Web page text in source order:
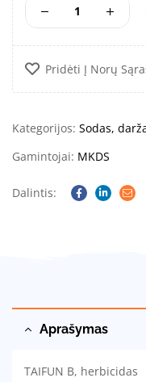
Pridėti Į Norų
Kategorijos: Sodas,
Gamintojai: MKDS
Dalintis:
Facebook
Linkedin
Aprašymas
TAIFUN B, herbicidas